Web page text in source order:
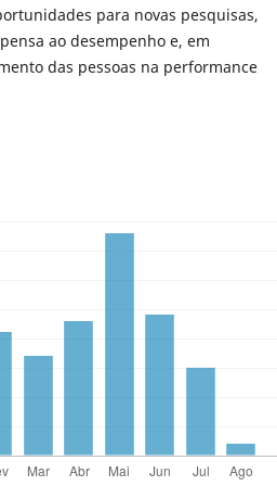
para novas pesquisas,
ao desempenho e, em
das pessoas na performance